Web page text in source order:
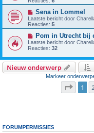
Sena in Lommel
Laatste bericht door
Reacties: 5
Pom in Utrecht bij
Laatste bericht door
Reacties: 32
Nieuw onderwerp
Markeer
1
FORUMPERMISSIES